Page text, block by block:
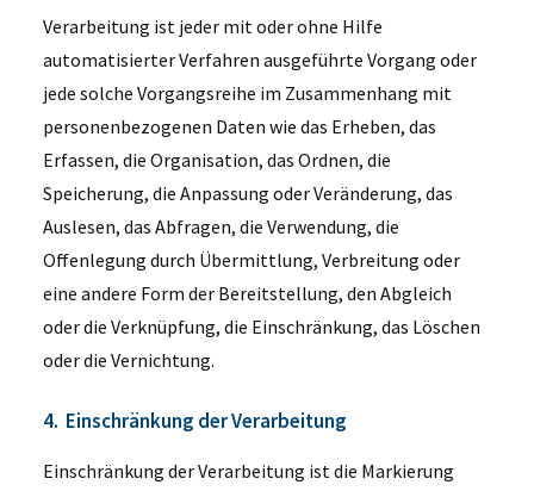
Verarbeitung ist jeder mit oder ohne Hilfe
automatisierter Verfahren ausgeführte Vorgang oder
jede solche Vorgangsreihe im Zusammenhang mit
personenbezogenen Daten wie das Erheben, das
Erfassen, die Organisation, das Ordnen, die
Speicherung, die Anpassung oder Veränderung, das
Auslesen, das Abfragen, die Verwendung, die
Offenlegung durch Übermittlung, Verbreitung oder
eine andere Form der Bereitstellung, den Abgleich
oder die Verknüpfung, die Einschränkung, das Löschen
oder die Vernichtung.
4. Einschränkung der Verarbeitung
Einschränkung der Verarbeitung ist die Markierung